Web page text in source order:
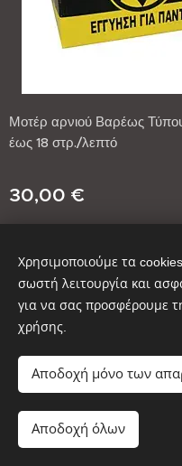
Μοτέρ αρνιού Βαρέως
έως 18 στρ./λεπτό
30,00 €
Copyright ©
Χρησιμοποιούμε τα
σωστή λειτουργία και
για να σας προσφέρουμε
χρήσης.
Αποδοχή μόνο των
Αποδοχή όλων